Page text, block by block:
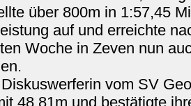
über 800m in 1:57,45
auf und erreichte
Woche in Zeven nun
vom SV
48,81m und bestätigte